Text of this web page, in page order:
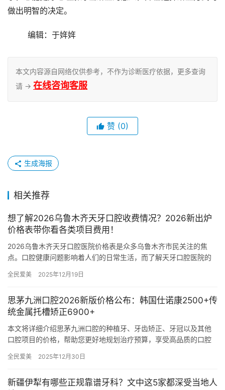
做出明智的决定。
	编辑：于姩姩
本文内容源自网络仅供参考，不作为诊断医疗依据，更多查询
请 → 在线咨询客服
赞 (0)
生成海报
相关推荐
想了解2026乌鲁木齐天牙口腔收费情况？2026新出炉
价格表带你看各类项目费用！
2026乌鲁木齐天牙口腔医院价格表是众多乌鲁木齐市民关注的焦
点。口腔健康问题影响着人们的日常生活，而了解天牙口腔医院的
下面…
全民爱美 2025年12月19日
思茅九洲口腔2026新版价格公布：韩国仕诺康2500+传
统金属托槽矫正6900+
本文将详细介绍思茅九洲口腔的种植牙、牙齿矫正、牙冠以及其他
口腔项目的价格，帮助您更好地规划治疗预算，享受高品质的口腔
全民爱美 2025年12月30日
新疆伊犁有哪些正规靠谱牙科？文中这5家都深受当地人